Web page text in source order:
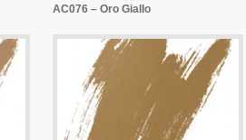
AC076 – Oro Giallo